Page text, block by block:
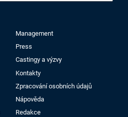
Management
Press
Castingy a výzvy
Kontakty
Zpracování osobních údajů
Nápověda
Redakce